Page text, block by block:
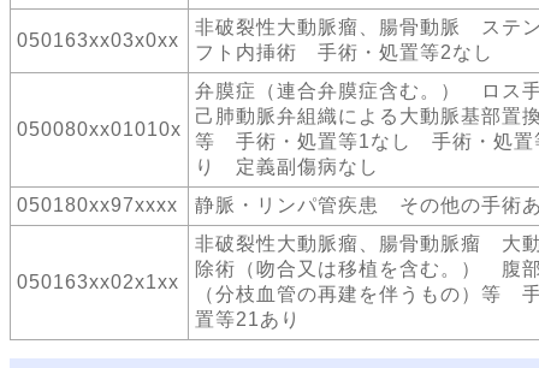
050163xx03x0xx
非破裂性大動脈瘤、腸骨動脈 ステ
フト内挿術 手術・処置等2なし
050080xx01010x
弁膜症（連合弁膜症含む。） ロス
己肺動脈弁組織による大動脈基部置
等 手術・処置等1なし 手術・処置
り 定義副傷病なし
050180xx97xxxx
静脈・リンパ管疾患 その他の手術
050163xx02x1xx
非破裂性大動脈瘤、腸骨動脈瘤 大
除術（吻合又は移植を含む。） 腹
（分枝血管の再建を伴うもの）等
置等21あり